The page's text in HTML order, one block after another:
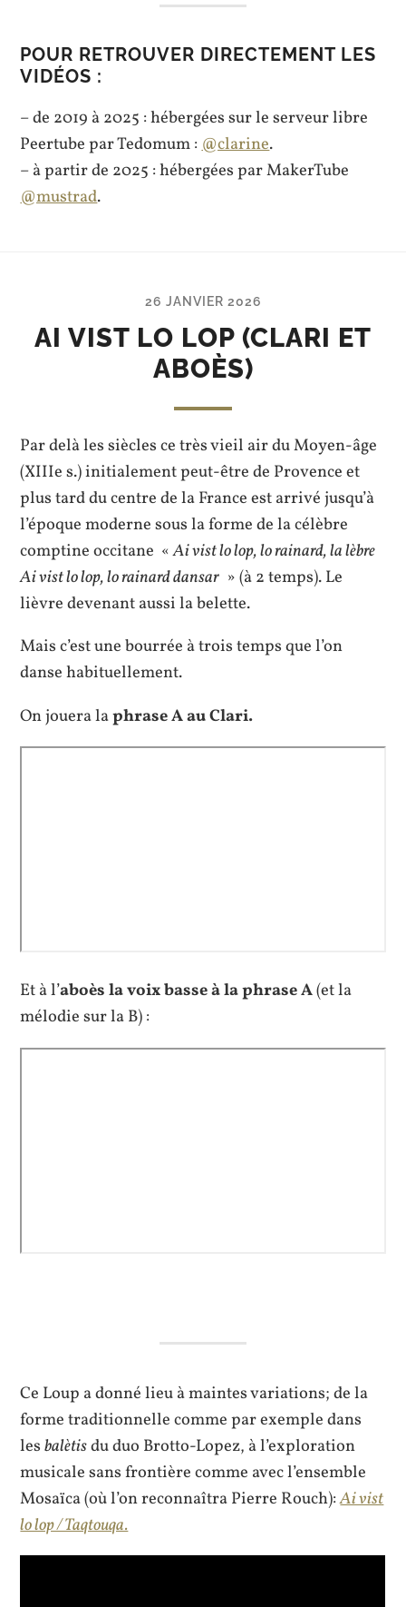
POUR RETROUVER DIRECTEMENT LES
VIDÉOS :
– de 2019 à 2025 : hébergées sur le serveur libre
Peertube par Tedomum :@clarine.
– à partir de 2025 : hébergées par MakerTube
@mustrad.
26 JANVIER 2026
AI VIST LO LOP (CLARI ET
ABOÈS)
Par delà les siècles ce très vieil air du Moyen-âge
(XIIIe s.) initialement peut-être de Provence et
plus tard du centre de la France est arrivé jusqu’à
l’époque moderne sous la forme de la célèbre
comptine occitane «Ai vist lo lop, lo rainard, la lèbre
Ai vist lo lop, lo rainard dansar » (à 2 temps). Le
lièvre devenant aussi la belette.
Mais c’est une bourrée à trois temps que l’on
danse habituellement.
On jouera laphrase A au Clari.
Et à l’aboès la voix basse à la phrase A(et la
mélodie sur la B) :
Ce Loup a donné lieu à maintes variations; de la
forme traditionnelle comme par exemple dans
lesbalètisdu duo Brotto-Lopez, à l’exploration
musicale sans frontière comme avec l’ensemble
Mosaïca (où l’on reconnaîtra Pierre Rouch):Ai vist
lo lop / Taqtouqa.